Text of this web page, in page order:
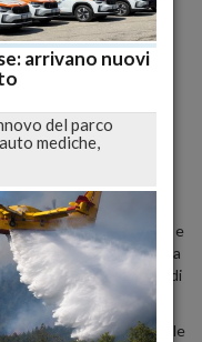
2015 19:30
il ripescaggio del
degli organi di
ma sono certo che
la composizione
settembre
ha detto al termine
il presidente Andrea
in attesa delle
posizioni di Catania e
scommesse. Si comincia
6 le altre gare, quindi
sara' un primo segnale
arrivano nuovi
del parco
mediche,